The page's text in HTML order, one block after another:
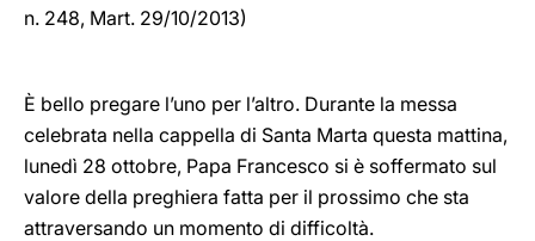
n. 248, Mart. 29/10/2013)
È bello pregare l’uno per l’altro. Durante la messa
celebrata nella cappella di Santa Marta questa mattina,
lunedì 28 ottobre, Papa Francesco si è soffermato sul
valore della preghiera fatta per il prossimo che sta
attraversando un momento di difficoltà.